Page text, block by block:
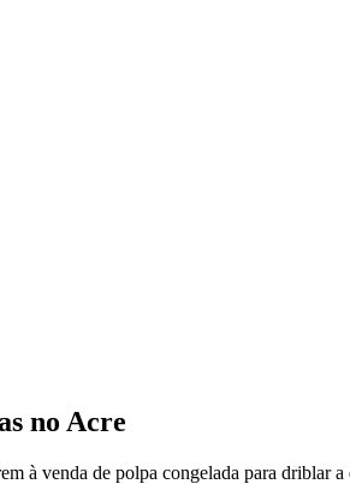
no Acre
à venda de polpa congelada para driblar a